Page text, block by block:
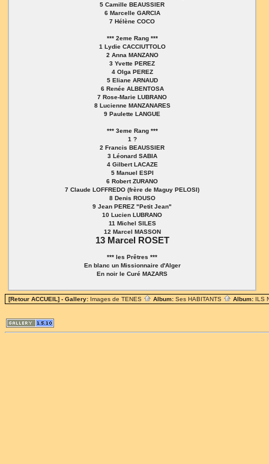
5 Camille BEAUSSIER
6 Marcelle GARCIA
7 Hélène COCO
*** 2eme Rang ***
1 Lydie CACCIUTTOLO
2 Anna MANZANO
3 Yvette PEREZ
4 Olga PEREZ
5 Eliane ARNAUD
6 Renée ALBENTOSA
7 Rose-Marie LUBRANO
8 Lucienne MANZANARES
9 Paulette LANGUE
*** 3eme Rang ***
1 ?
2 Francis BEAUSSIER
3 Léonard SABIA
4 Gilbert LACAZE
5 Manuel ESPI
6 Robert ZURANO
7 Claude LOFFREDO (frère de Maguy PELOSI)
8 Denis ROUSO
9 Jean PEREZ "Petit Jean"
10 Lucien LUBRANO
11 Michel SILES
12 Marcel MASSON
13 Marcel ROSET
*** les Prêtres ***
En blanc un Missionnaire d'Alger
En noir le Curé MAZARS
[Retour ACCUEIL] - Gallery: Images de TENES Album: Ses HABITANTS Album: ILS